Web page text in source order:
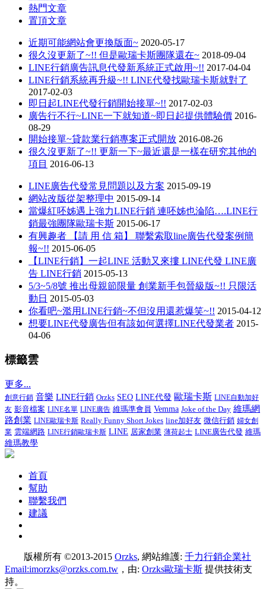
熱門文章
置頂文章
近期可能網站會更換版面~ 2020-05-17
很久沒更新了~!! 但是歐瑞卡斯團隊還在~ 2018-09-04
LINE行銷廣告訊息代發新系統正式啟用~!! 2017-04-04
LINE行銷系統再升級~!! LINE代發找歐瑞卡斯就對了
2017-02-03
即日起LINE代發行銷開始接單~!! 2017-02-03
廣告行不行~LINE一下就知道~即日起提供體驗價 2016-
08-29
開始接單~貸款業行銷專案正式開放 2016-08-26
很久沒更新了~!! 更新一下~最近還是一樣在研究其他的
項目 2016-06-13
LINE廣告代發常見問題以及方案 2015-09-19
網站改版從架整理中 2015-09-14
當爆紅呸姊遇上強力LINE行銷 連呸姊也淪陷….LINE行
銷最強團隊歐瑞卡斯 2015-06-17
有興趣者 【請 用 信 箱】 聯繫索取line廣告代發案例簡
報~!! 2015-06-05
【LINE行銷】一起LINE 活動又來摟 LINE代發 LINE廣
告 LINE行銷 2015-05-13
5/3~5/8號 推出母親節限量 創業新手包晉級版~!! 只限活
動日 2015-05-03
你看吧~濫用LINE行銷~不但沒用還惹爆笑~!! 2015-04-12
想要LINE代發廣告但有該如何選擇LINE代發業者 2015-
04-06
標籤雲
更多...
創意行銷 音樂 LINE行銷 Orzks SEO LINE代發 歐瑞卡斯 LINE自動加好
友 影音檔案 LINE名單 LINE廣告 維瑪準會員 Vemma Joke of the Day 維瑪網
路創業 LINE歐瑞卡斯 Really Funny Short Jokes line加好友 微信行銷 婦女創
業 雲端網路 LINE行銷歐瑞卡斯 LINE 居家創業 薄荷起士 LINE廣告代發 維瑪
維瑪教學
首頁
幫助
聯繫我們
建議
版權所有 ©2013-2015 Orzks, 網站維護: 千力行銷企業社
Email:imorzks@orzks.com.tw ，由: Orzks歐瑞卡斯 提供技術支
持。